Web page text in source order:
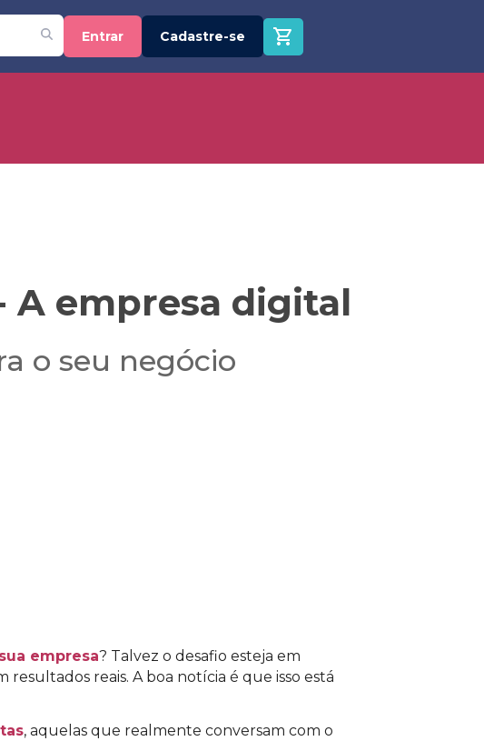
Entrar Cadastre-se
A empresa digital
o seu negócio
empresa? Talvez o desafio esteja em
reais. A boa notícia é que isso está
, aquelas que realmente conversam com o